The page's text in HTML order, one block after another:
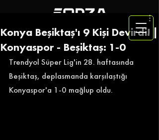
Konya Beşiktaş'ı 9 Kişi Devirdi! |
Konyaspor - Beşiktaş: 1-0
Trendyol Süper Lig'in 28. haftasında
Beşiktaş, deplasmanda karşılaştığı
Konyaspor'a 1-0 mağlup oldu.